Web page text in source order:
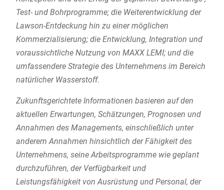
Test- und Bohrprogramme; die Weiterentwicklung der
Lawson-Entdeckung hin zu einer möglichen
Kommerzialisierung; die Entwicklung, Integration und
voraussichtliche Nutzung von MAXX LEMI; und die
umfassendere Strategie des Unternehmens im Bereich
natürlicher Wasserstoff.
Zukunftsgerichtete Informationen basieren auf den
aktuellen Erwartungen, Schätzungen, Prognosen und
Annahmen des Managements, einschließlich unter
anderem Annahmen hinsichtlich der Fähigkeit des
Unternehmens, seine Arbeitsprogramme wie geplant
durchzuführen, der Verfügbarkeit und
Leistungsfähigkeit von Ausrüstung und Personal, der